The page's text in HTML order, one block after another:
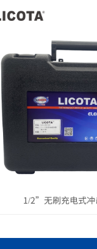
1/2”无刷充电式冲